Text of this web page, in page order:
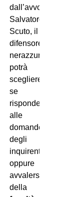
dall’avvocato
Salvatore
Scuto, il
difensore
nerazzurro
potrà
scegliere
se
rispondere
alle
domande
degli
inquirenti
oppure
avvalersi
della